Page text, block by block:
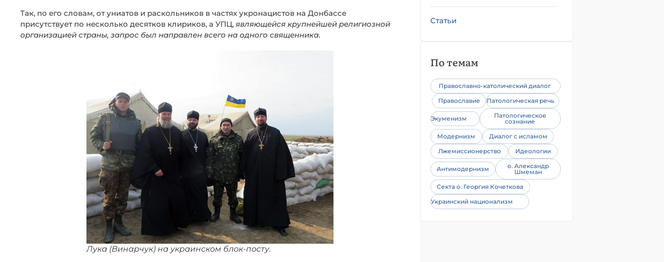
Так, по его словам, от униатов и раскольников в частях укронацистов на Донбассе
присутствует по несколько десятков клириков, а УПЦ, являющейся крупнейшей религиозной
организацией страны, запрос был направлен всего на одного священника.
Лука (Винарчук) на украинском блок-посту.
Статьи
По темам
Православно-католический диалог
Православие
Патологическая речь
Экуменизм
Патологическое
сознание
Модернизм
Диалог с исламом
Лжемиссионерство
Идеологии
Антимодернизм
о. Александр
Шмеман
Секта о. Георгия Кочеткова
Украинский национализм